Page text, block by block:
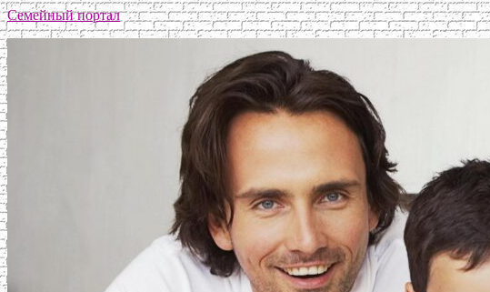
Семейный портал